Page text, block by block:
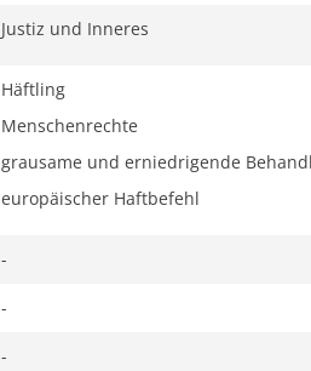
Justiz und Inneres
Häftling
Menschenrechte
grausame und erniedrigende
europäischer Haftbefehl
-
-
-